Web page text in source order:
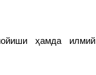
ҳамда илмий